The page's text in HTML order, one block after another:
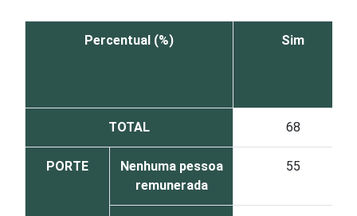
Percentual (%) Sim
TOTAL 68
PORTE
Nenhuma pessoa
remunerada
55